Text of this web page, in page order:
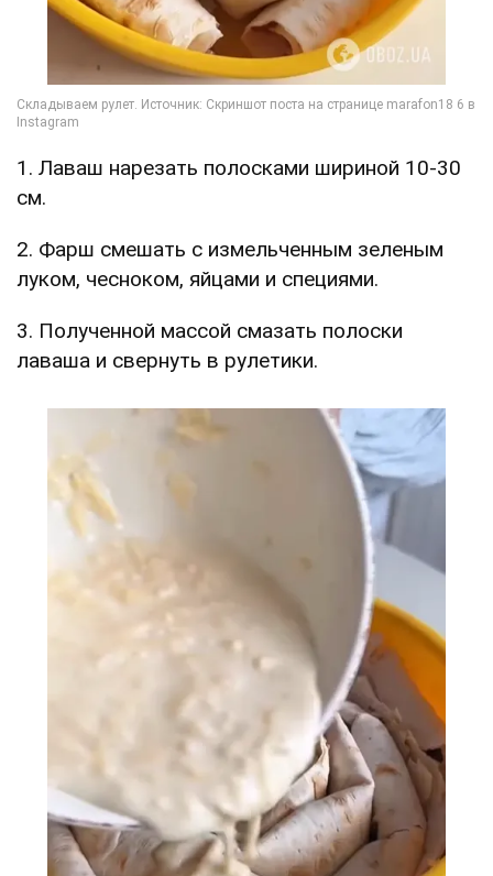
1. Лаваш нарезать полосками шириной 10-30
см.
2. Фарш смешать с измельченным зеленым
луком, чесноком, яйцами и специями.
3. Полученной массой смазать полоски
лаваша и свернуть в рулетики.